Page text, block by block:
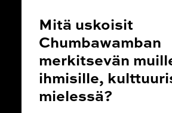
Mitä uskoisit
Chumbawamban
merkitsevän
ihmisille,
mielessä?